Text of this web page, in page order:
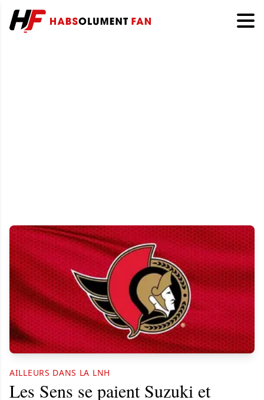
AILLEURS DANS LA LNH
Les Sens se paient Suzuki et